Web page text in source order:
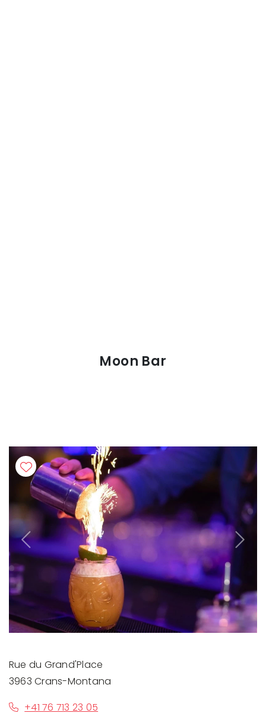
Moon Bar
Previous Next
Rue du Grand'Place
3963 Crans-Montana
+41 76 713 23 05